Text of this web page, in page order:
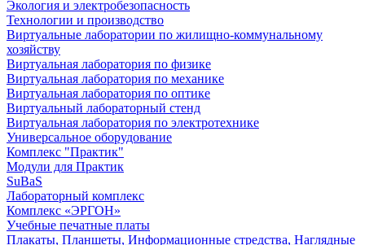
Экология и электробезопасность
Технологии и производство
Виртуальные лаборатории по жилищно-коммунальному
хозяйству
Виртуальная лаборатория по физике
Виртуальная лаборатория по механике
Виртуальная лаборатория по оптике
Виртуальный лабораторный стенд
Виртуальная лаборатория по электротехнике
Универсальное оборудование
Комплекс "Практик"
Модули для Практик
SuBaS
Лабораторный комплекс
Комплекс «ЭРГОН»
Учебные печатные платы
Плакаты, Планшеты, Информационные стредства, Наглядные